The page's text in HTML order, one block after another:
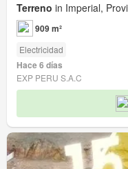
Terreno in Imperial,
909 m²
Electricidad
Hace 6 días
EXP PERU S.A.C